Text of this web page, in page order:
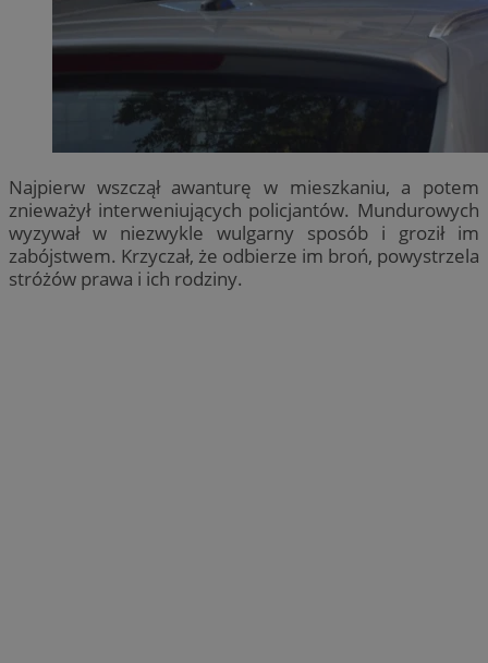
Najpierw wszczął awanturę w mieszkaniu, a potem
znieważył interweniujących policjantów. Mundurowych
wyzywał w niezwykle wulgarny sposób i groził im
zabójstwem. Krzyczał, że odbierze im broń, powystrzela
stróżów prawa i ich rodziny.